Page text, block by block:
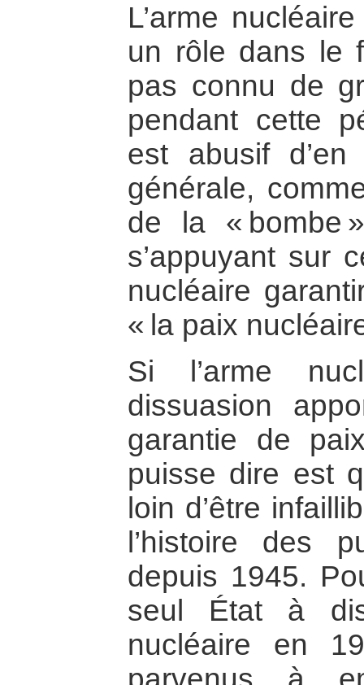
L’arme
un rôle dans le
pas connu de
pendant cette
est abusif
générale,
de la « bombe
s’appuyant sur
nucléaire
« la paix
Si l’arme
dissuasion
garantie de
puisse dire est
loin d’être
l’histoire des
depuis 1945.
seul État à
nucléaire en